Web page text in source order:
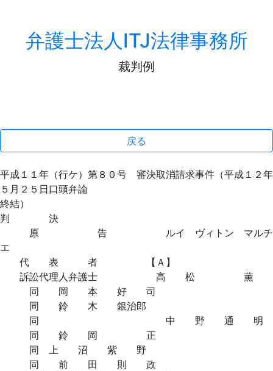
弁護士法人ITJ法律事務所
裁判例
戻る
平成１１年（行ケ）第８０号 審決取消請求事件（平成１２年
５月２５日口頭弁論
終結）
判 決
原 告 ルイ ヴィトン マルチ
エ
代 表 者 【Ａ】
訴訟代理人弁護士 高 松 薫
同 岡 本 好 司
同 鈴 木 銀治郎
同 中 野 通 明
同 鈴 岡 正
同 上 沼 紫 野
同 前 田 則 政